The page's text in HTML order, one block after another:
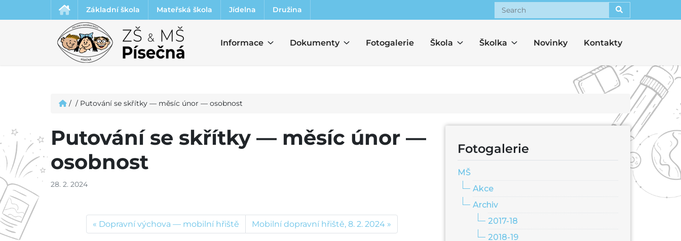
Základní škola Mateřská škola Jídelna
Družina
Search
Informace Dokumenty Fotogalerie Škola Školka Novinky Kontakty
/ / Putování se skřítky — měsíc únor — osobnost
Putování se skřítky — měsíc únor —
osobnost
28. 2. 2024
Dopravní výchova — mobilní hřiště Mobilní dopravní hřiště, 8. 2. 2024
Fotogalerie
MŠ
Akce
Archiv
2017-18
2018-19